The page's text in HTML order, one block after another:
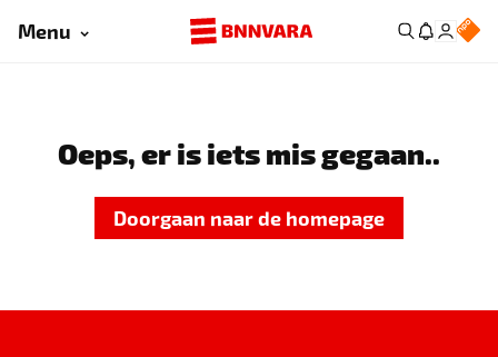
Menu
Oeps, er is iets mis gegaan..
Doorgaan naar de homepage